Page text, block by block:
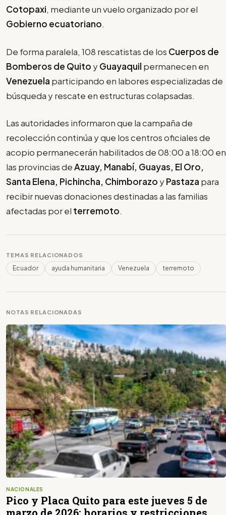
Cotopaxi, mediante un vuelo organizado por el
Gobierno ecuatoriano.
De forma paralela, 108 rescatistas de los Cuerpos de
Bomberos de Quito yGuayaquil permanecen en
Venezuela participando en labores especializadas de
búsqueda y rescate en estructuras colapsadas.
Las autoridades informaron que la campaña de
recolección continúa y que los centros oficiales de
acopio permanecerán habilitados de 08:00 a 18:00 en
las provincias deAzuay, Manabí, Guayas, El Oro,
Santa Elena, Pichincha, Chimborazo yPastaza para
recibir nuevas donaciones destinadas a las familias
afectadas por el terremoto.
TEMAS RELACIONADOS
Ecuador ayuda humanitaria Venezuela terremoto
NOTAS RELACIONADAS
NACIONALES
Pico y Placa Quito para este jueves 5 de
marzo de 2026: horarios y restricciones